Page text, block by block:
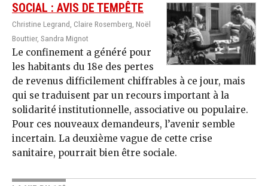
SOCIAL : AVIS DE TEMPÊTE
Christine Legrand, Claire Rosemberg, Noël
Bouttier, Sandra Mignot
Le confinement a généré pour
les habitants du 18e des pertes
de revenus difficilement chiffrables à ce jour, mais
qui se traduisent par un recours important à la
solidarité institutionnelle, associative ou populaire.
Pour ces nouveaux demandeurs, l’avenir semble
incertain. La deuxième vague de cette crise
sanitaire, pourrait bien être sociale.